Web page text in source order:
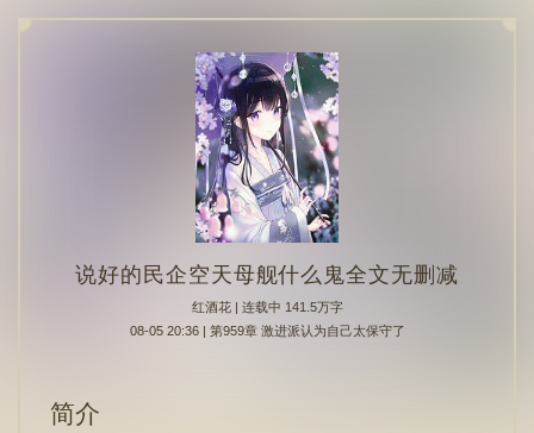
说好的民企空天母舰什么鬼全文无删减
红酒花| 连载中 141.5万字
08-05 20:36 | 第959章 激进派认为自己太保守了
简介